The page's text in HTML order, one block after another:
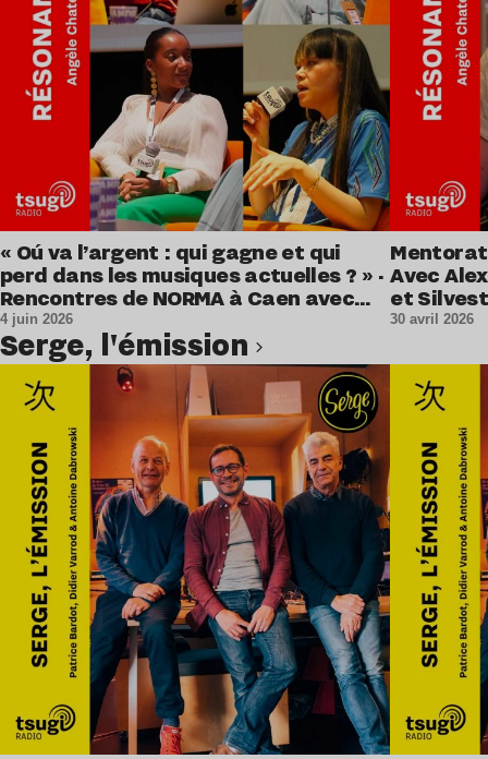
« Oú va l’argent : qui gagne et qui
perd dans les musiques actuelles ? » ·
Rencontres de NORMA à Caen avec
Thérèse Sayarath, Louise Folly et
Gwenaëlle Kerboul
4 juin 2026
Avec
et
30 avril 2026
Serge, l'émission
Lire l’article